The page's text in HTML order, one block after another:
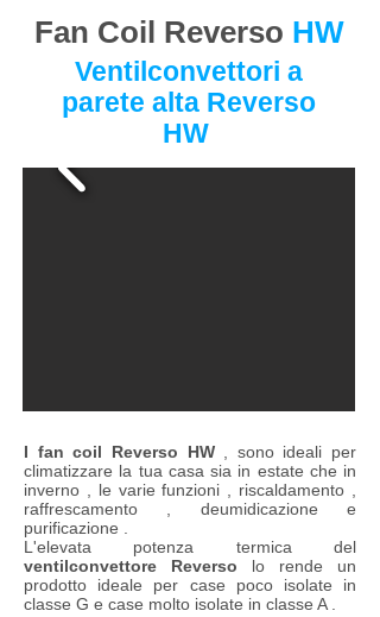
Fan Coil Reverso HW
Ventilconvettori a
parete alta Reverso
HW
I fan coil Reverso HW
, sono ideali per
climatizzare la tua casa sia in estate che in
inverno , le varie funzioni , riscaldamento ,
raffrescamento , deumidicazione e
purificazione .
L'elevata potenza termica del
ventilconvettore Reverso lo rende un
prodotto ideale per case poco isolate in
classe G e case molto isolate in classe A .